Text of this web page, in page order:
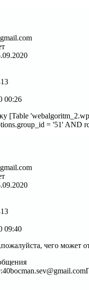
00:26
[Table
= '51' AND
09:40
чего может
bocman.sev@gmail.com